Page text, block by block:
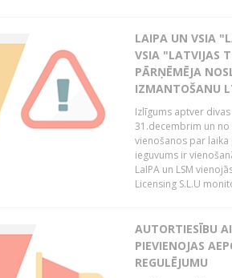
LAIPA UN VSIA
VSIA "LATVIJAS
PĀRŅĒMĒJA
IZMANTOŠANU
Izlīgums aptver
31.decembrim un no
vienošanos par
ieguvums ir
LaIPA un LSM
Licensing S.L.U
AUTORTIESĪBU
PIEVIENOJAS
REGULĒJUMU